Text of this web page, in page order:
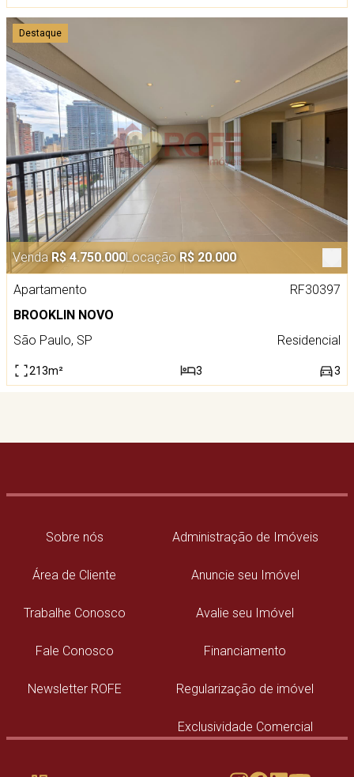
Destaque
Venda R$ 4.750.000Locação R$ 20.000
Apartamento
RF30397
BROOKLIN NOVO
São Paulo, SP
Residencial
213m² 3 3
Sobre nós
Área de Cliente
Trabalhe Conosco
Fale Conosco
Newsletter ROFE
Administração de Imóveis
Anuncie seu Imóvel
Avalie seu Imóvel
Financiamento
Regularização de imóvel
Exclusividade Comercial